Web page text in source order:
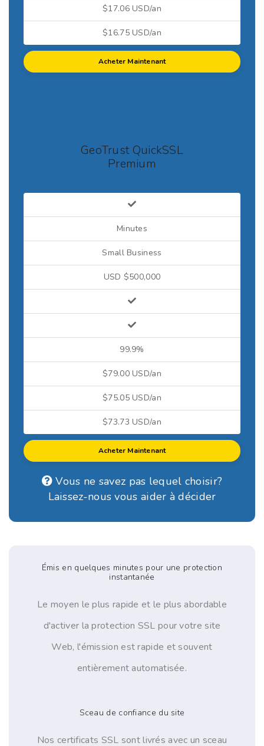
$17.06 USD/an
$16.75 USD/an
Acheter Maintenant
GeoTrust QuickSSL
Premium
Minutes
Small Business
USD $500,000
99.9%
$79.00 USD/an
$75.05 USD/an
$73.73 USD/an
Acheter Maintenant
Vous ne savez pas lequel choisir?
Laissez-nous vous aider à décider
Émis en quelques minutes pour une protection
instantanée
Le moyen le plus rapide et le plus abordable
d'activer la protection SSL pour votre site
Web, l'émission est rapide et souvent
entièrement automatisée.
Sceau de confiance du site
Nos certificats SSL sont livrés avec un sceau